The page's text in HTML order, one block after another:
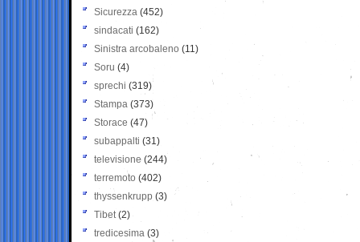
Sicurezza (452)
sindacati (162)
Sinistra arcobaleno (11)
Soru (4)
sprechi (319)
Stampa (373)
Storace (47)
subappalti (31)
televisione(244)
terremoto (402)
thyssenkrupp (3)
Tibet(2)
tredicesima (3)